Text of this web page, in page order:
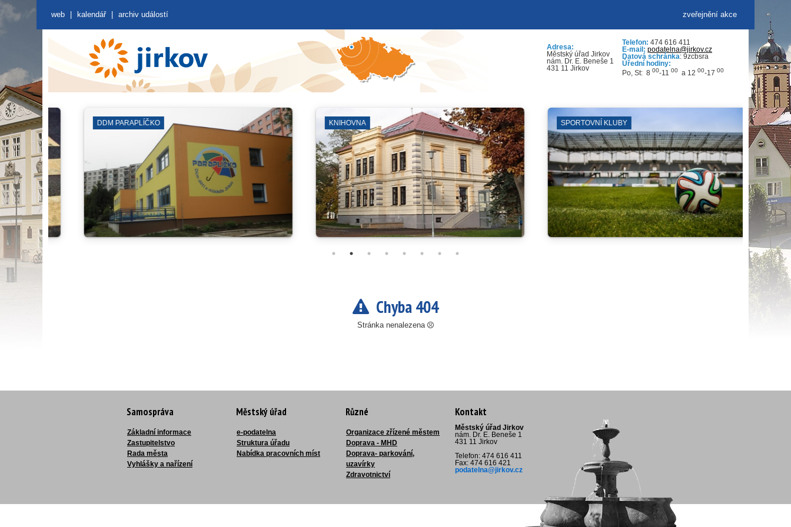
zveřejnění akce
web kalendář archiv událostí
Adresa:
Městský úřad Jirkov
nám. Dr. E. Beneše 1
431 11 Jirkov
Telefon: 474 616 411
E-mail: podatelna@jirkov.cz
Datová schránka: 9zcbsra
Úřední hodiny:
Po, St: 8 00-11 00 a 12 00-17 00
KNIHOVNA SPORTOVNÍ KLUBY KOSTEL SV. JILJÍ
Chyba 404
Stránka nenalezena
Samospráva
Základní informace
Zastupitelstvo
Rada města
Vyhlášky a nařízení
Městský úřad
e-podatelna
Struktura úřadu
Nabídka pracovních míst
Různé
Organizace zřízené městem
Doprava - MHD
Doprava- parkování,
uzavírky
Zdravotnictví
Kontakt
Městský úřad Jirkov
nám. Dr. E. Beneše 1
431 11 Jirkov
Telefon: 474 616 411
Fax: 474 616 421
podatelna@jirkov.cz